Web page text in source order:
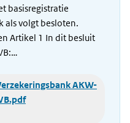
basisregistratie
als volgt besloten.
Artikel 1 In dit besluit
AKW-